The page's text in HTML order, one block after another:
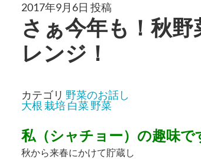
2017年9月6日 投稿
さぁ今年も！秋
レンジ！
カテゴリ 野菜のお話し
大根栽培白菜 野菜
私（シャチョー）の趣味で
秋から来春にかけて貯蔵し